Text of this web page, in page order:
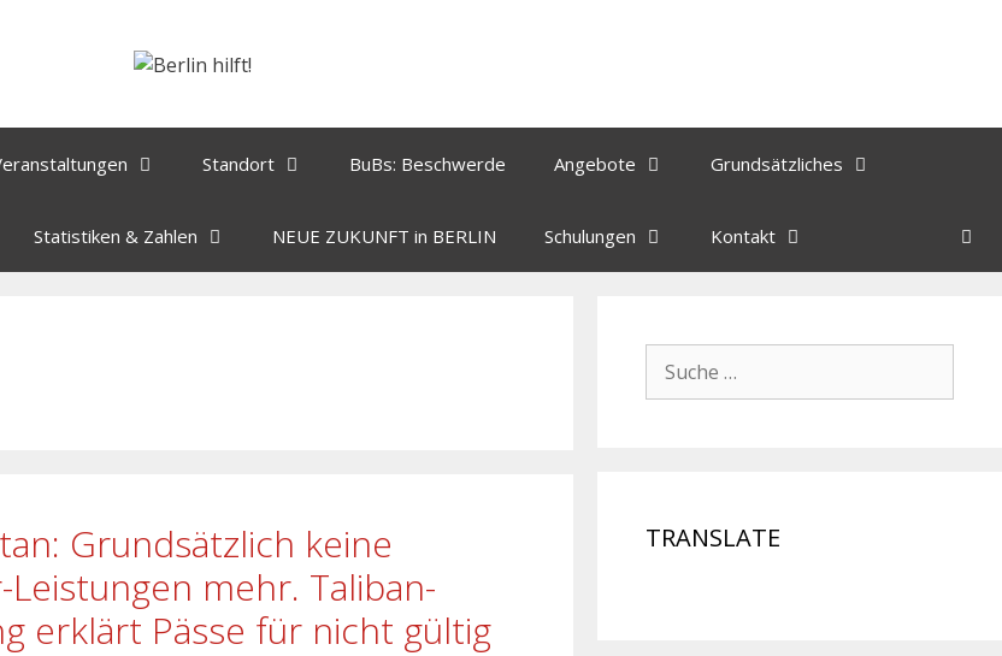
Standort BuBs: Beschwerde Angebote Grundsätzliches
Statistiken & Zahlen NEUE ZUKUNFT in BERLIN Schulungen Kontakt
Grundsätzlich keine
Leistungen mehr. Taliban-
erklärt Pässe für nicht gültig
TRANSLATE